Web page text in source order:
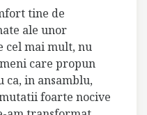
tine de
ale unor
cel mai mult, nu
care propun
in ansamblu,
foarte nocive